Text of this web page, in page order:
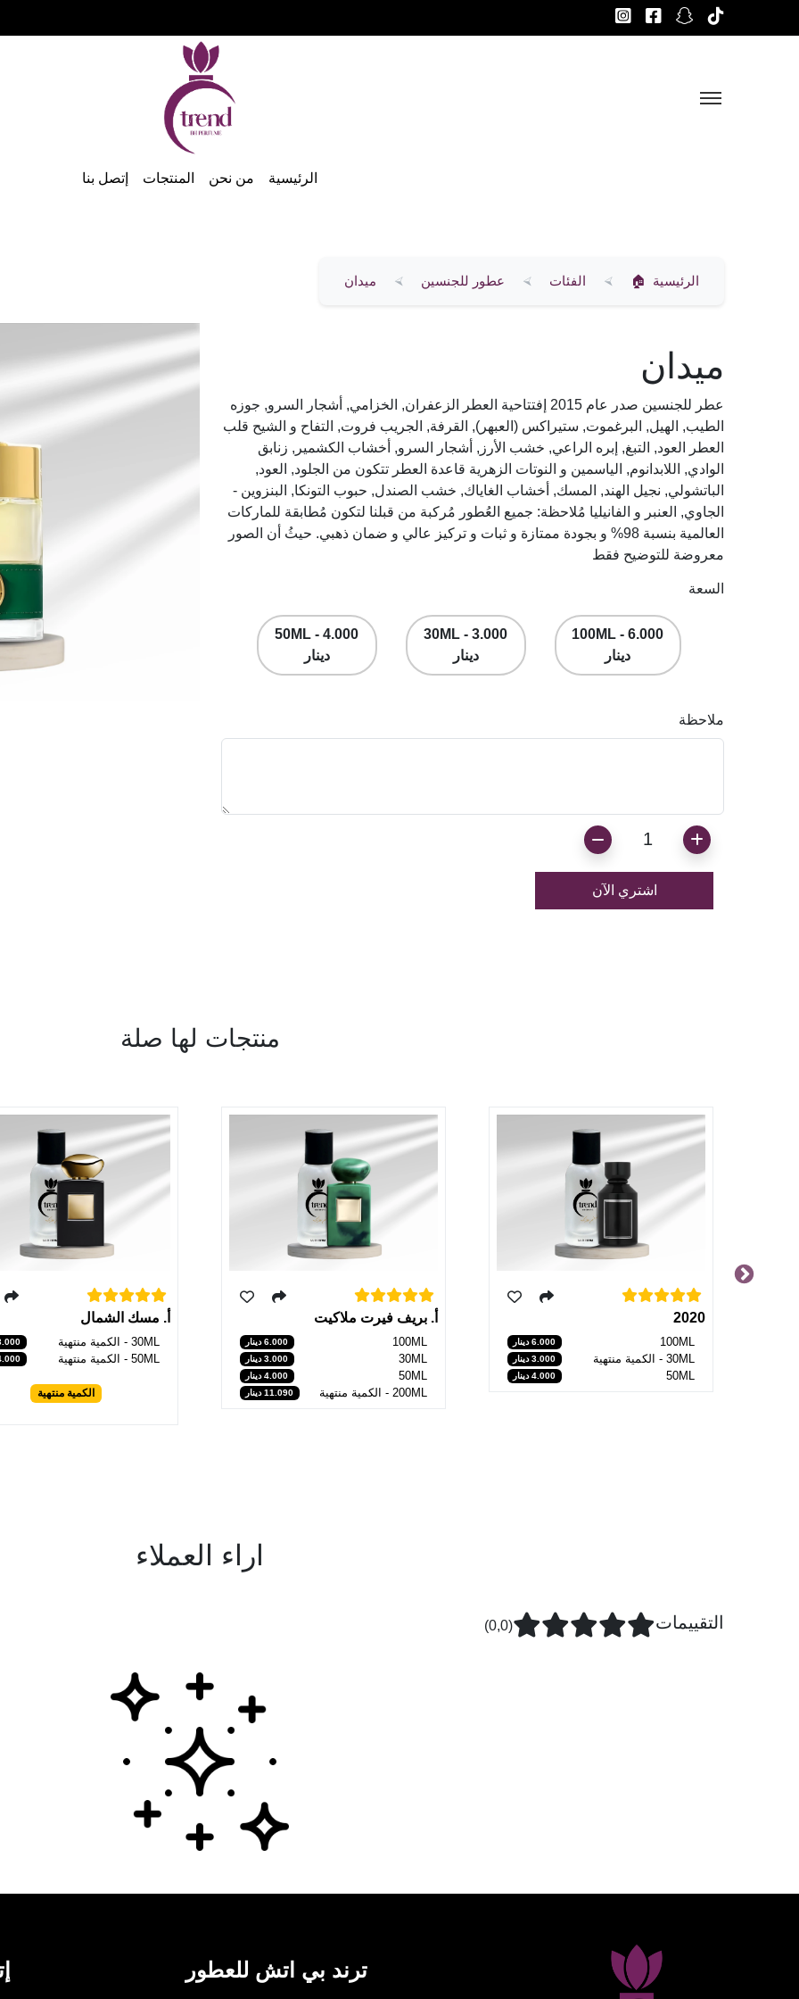
الرئيسية من نحن المنتجات إتصل بنا
الرئيسية الفئات عطور للجنسين ميدان
ميدان
عطر للجنسين صدر عام 2015 إفتتاحية العطر الزعفران, الخزامي, أشجار السرو, جوزه
الطيب, الهيل, البرغموت, ستيراكس (العبهر), القرفة, الجريب فروت, التفاح و الشيح قلب
العطر العود, التبغ, إبره الراعي, خشب الأرز, أشجار السرو, أخشاب الكشمير, زنابق
الوادي, اللابدانوم, الياسمين و النوتات الزهرية قاعدة العطر تتكون من الجلود, العود,
الباتشولي, نجيل الهند, المسك, أخشاب الغاياك, خشب الصندل, حبوب التونكا, البنزوين -
الجاوي, العنبر و الفانيليا مُلاحظة: جميع العُطور مُركبة من قبلنا لتكون مُطابقة للماركات
العالمية بنسبة 98% و بجودة ممتازة و ثبات و تركيز عالي و ضمان ذهبي. حيثُ أن الصور
معروضة للتوضيح فقط
السعة
100ML - 6.000
دينار
30ML - 3.000
دينار
50ML - 4.000
دينار
ملاحظة
1
اشتري الآن
منتجات لها صلة
2020
100ML 6.000 دينار
30ML - الكمية منتهية 3.000 دينار
50ML 4.000 دينار
أ. بريف فيرت ملاكيت
100ML 6.000 دينار
30ML 3.000 دينار
50ML 4.000 دينار
200ML - الكمية منتهية 11.090 دينار
أ. مسك الشمال
30ML - الكمية منتهية 3.000
50ML - الكمية منتهية 4.000
الكمية منتهية
اراء العملاء
التقييمات (0,0)
ترند بي اتش للعطور